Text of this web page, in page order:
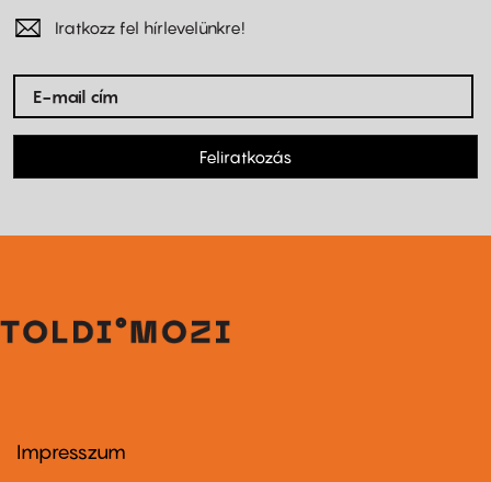
Iratkozz fel hírlevelünkre!
Feliratkozás
Footer
Impresszum